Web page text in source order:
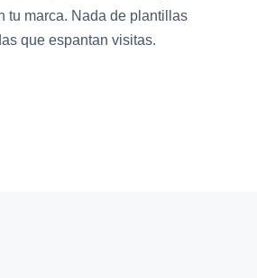
tu marca. Nada de plantillas
que espantan visitas.